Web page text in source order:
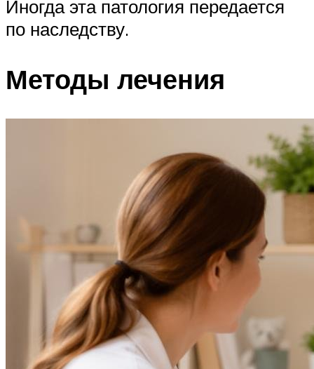
Иногда эта патология передается
по наследству.
Методы лечения